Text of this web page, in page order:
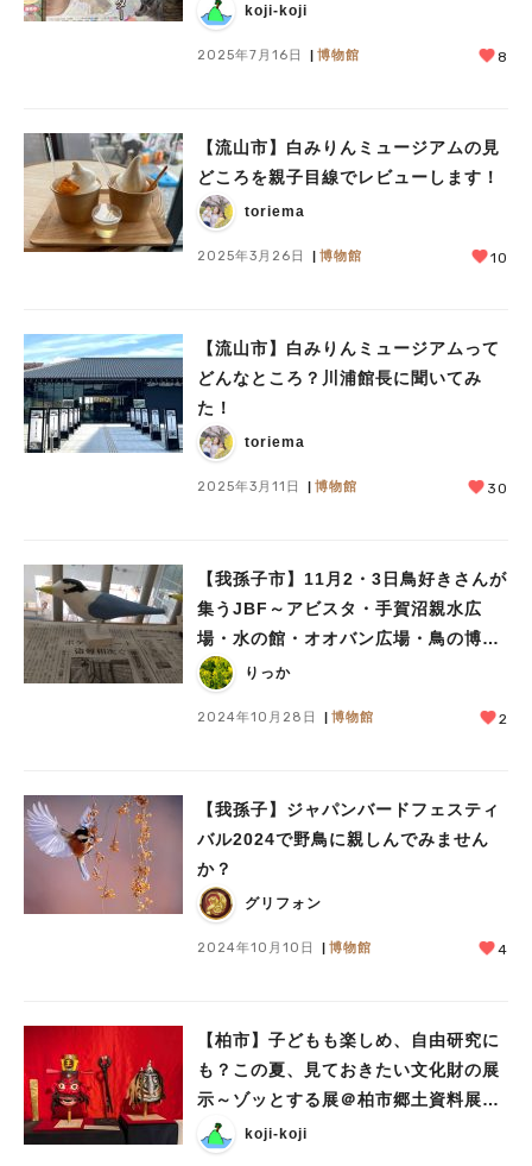
koji-koji
2025年7月16日 博物館 8
【流山市】白みりんミュージアムの見
どころを親子目線でレビューします！
toriema
2025年3月26日 博物館 10
【流山市】白みりんミュージアムって
どんなところ？川浦館長に聞いてみ
た！
toriema
2025年3月11日 博物館 30
【我孫子市】11月2・3日鳥好きさんが
集うJBF～アビスタ・手賀沼親水広
場・水の館・オオバン広場・鳥の博物
館・山階鳥類研究所～
りっか
2024年10月28日 博物館 2
【我孫子】ジャパンバードフェスティ
バル2024で野鳥に親しんでみません
か？
グリフォン
2024年10月10日 博物館 4
【柏市】子どもも楽しめ、自由研究に
も？この夏、見ておきたい文化財の展
示～ゾッとする展＠柏市郷土資料展示
室
koji-koji